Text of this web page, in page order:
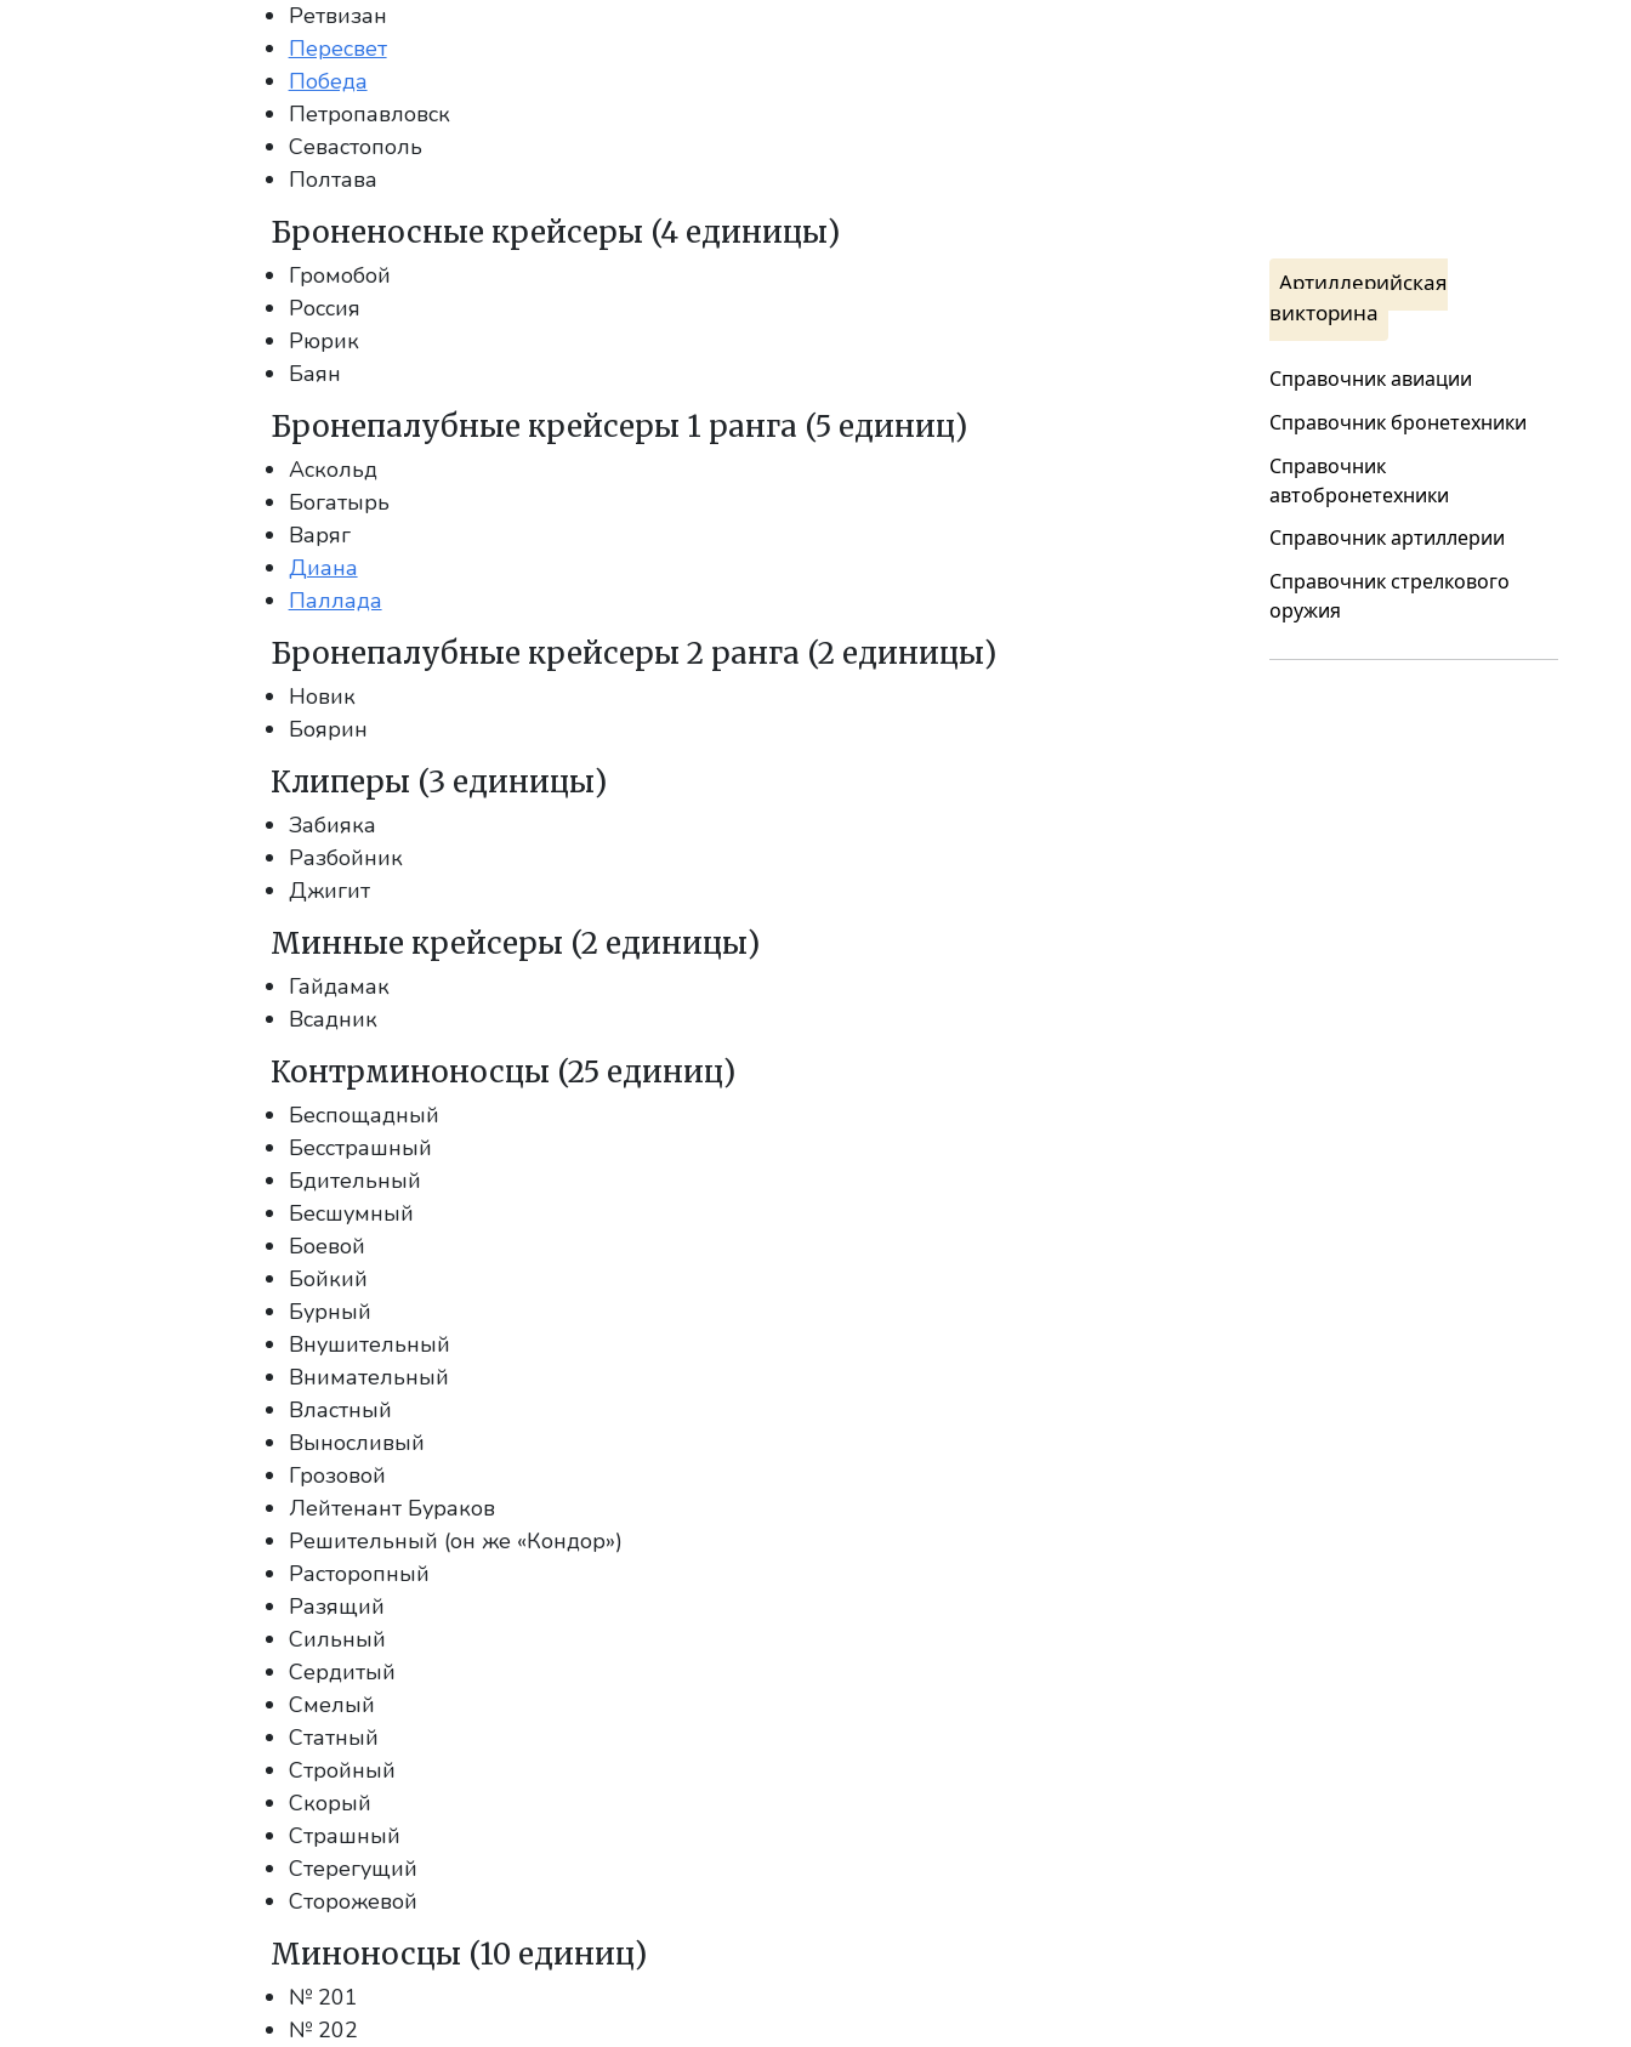
Ретвизан
Пересвет
Победа
Петропавловск
Севастополь
Полтава
Броненосные крейсеры (4 единицы)
Громобой
Россия
Рюрик
Баян
Бронепалубные крейсеры 1 ранга (5 единиц)
Аскольд
Богатырь
Варяг
Диана
Паллада
Бронепалубные крейсеры 2 ранга (2 единицы)
Новик
Боярин
Клиперы (3 единицы)
Забияка
Разбойник
Джигит
Минные крейсеры (2 единицы)
Гайдамак
Всадник
Контрминоносцы (25 единиц)
Беспощадный
Бесстрашный
Бдительный
Бесшумный
Боевой
Бойкий
Бурный
Внушительный
Внимательный
Властный
Выносливый
Грозовой
Лейтенант Бураков
Решительный (он же «Кондор»)
Расторопный
Разящий
Сильный
Сердитый
Смелый
Статный
Стройный
Скорый
Страшный
Стерегущий
Сторожевой
Миноносцы (10 единиц)
№ 201
№ 202
Артиллерийская
викторина
Справочник авиации
Справочник бронетехники
Справочник
автобронетехники
Справочник артиллерии
Справочник стрелкового
оружия